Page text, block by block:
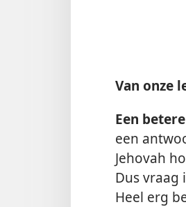
Van onze
Een
een
Jehovah
Dus vraag
Heel erg